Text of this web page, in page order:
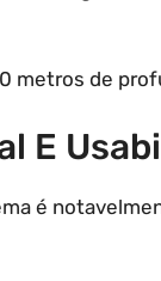
metros de
E
é